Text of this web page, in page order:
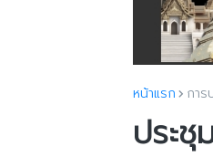
หน้าแรก การ
ประ